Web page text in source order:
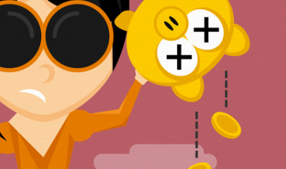
Muhammad Yunus postanowił przekonać
polegającego na przyznawaniu ubogim
Na początku eksperymentem objęty był tylko
dniu oddział, Grameen, udzielił
wsi. W ciągu kilku miesięcy suma ta
1 stanowiły kobiety. Eksperymentalna faza
Chittagong, zakończyła się wielkim
części Bangladeszu, a w październiku 1983 r.